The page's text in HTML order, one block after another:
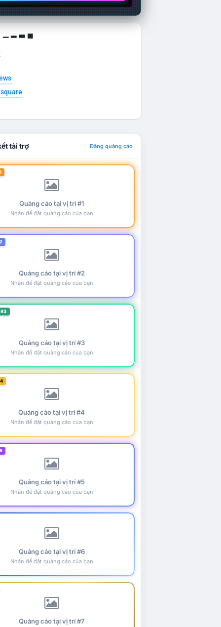
▁ ▂ ▃ ▄
tài trợ Đăng quảng cáo
Quảng cáo tại vị trí #1
Nhấn để đặt quảng cáo của bạn
Quảng cáo tại vị trí #2
Nhấn để đặt quảng cáo của bạn
Quảng cáo tại vị trí #3
Nhấn để đặt quảng cáo của bạn
Quảng cáo tại vị trí #4
Nhấn để đặt quảng cáo của bạn
Quảng cáo tại vị trí #5
Nhấn để đặt quảng cáo của bạn
Quảng cáo tại vị trí #6
Nhấn để đặt quảng cáo của bạn
Quảng cáo tại vị trí #7